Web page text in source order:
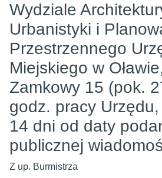
Wydziale
Urbanistyki i
Przestrzennego
Miejskiego w
Zamkowy 15 (pok.
godz. pracy
14 dni od daty
publicznej
Z up. Burmistrza